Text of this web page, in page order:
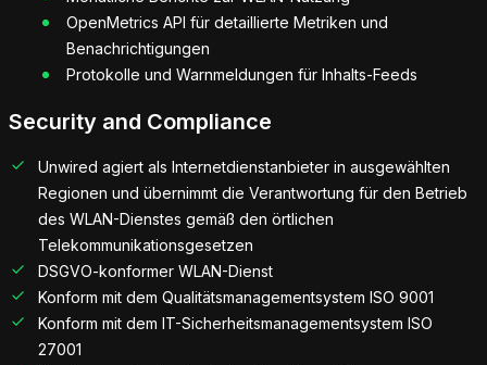
OpenMetrics API für detaillierte Metriken und
Benachrichtigungen
Protokolle und Warnmeldungen für Inhalts-Feeds
Security and Compliance
Unwired agiert als Internetdienstanbieter in ausgewählten
Regionen und übernimmt die Verantwortung für den Betrieb
des WLAN-Dienstes gemäß den örtlichen
Telekommunikationsgesetzen
DSGVO-konformer WLAN-Dienst
Konform mit dem Qualitätsmanagementsystem ISO 9001
Konform mit dem IT-Sicherheitsmanagementsystem ISO
27001